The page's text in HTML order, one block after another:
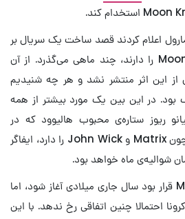
اعلام کردند قصد ساخت یک سریال بر
اساس شخصیت Moon Knight را دارند، چند ماهی می‌گذرد. از آن
از این اثر منتشر نشد و هر چه شنیدیم
بود. در این بین یک مورد بیشتر از همه
ریوز ستاره‌ی محبوب هالیوود که در
کارنامه‌ی خود آثار شاخصی چون Matrix و John Wick را دارد، ایفاگر
شوالیه‌ی ماه خواهد بود.
تولید سریال Moon Knight قرار بود سال جاری میلادی آغاز شود، اما
احتمالا چنین اتفاقی رخ ندهد. با این